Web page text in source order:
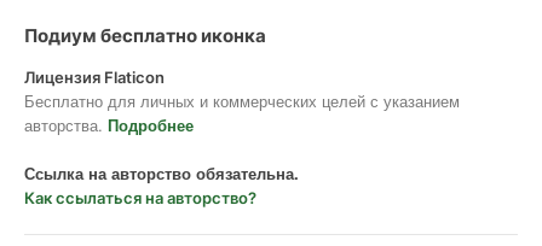
Подиум бесплатно иконка
Лицензия Flaticon
Бесплатно для личных и коммерческих целей с указанием
авторства. Подробнее
Ссылка на авторство обязательна.
Как ссылаться на авторство?